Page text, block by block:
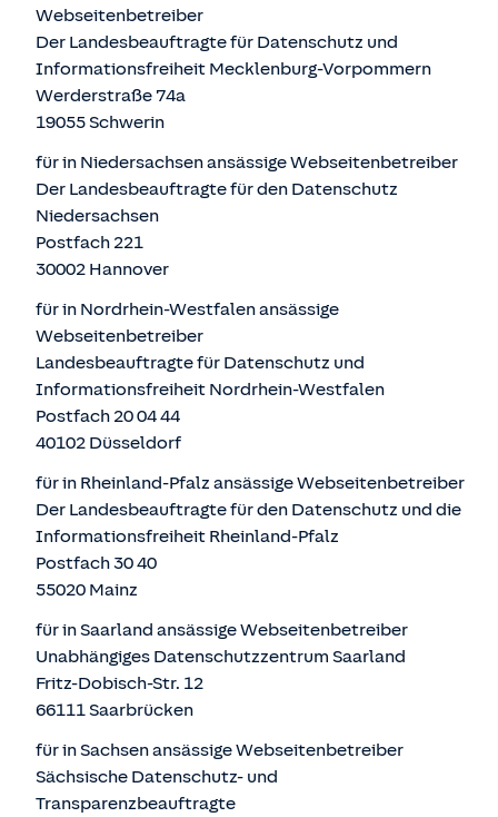
Webseitenbetreiber
Der Landesbeauftragte für Datenschutz und
Informationsfreiheit Mecklenburg-Vorpommern
Werderstraße 74a
19055 Schwerin
für in Niedersachsen ansässige Webseitenbetreiber
Der Landesbeauftragte für den Datenschutz
Niedersachsen
Postfach 221
30002 Hannover
für in Nordrhein-Westfalen ansässige
Webseitenbetreiber
Landesbeauftragte für Datenschutz und
Informationsfreiheit Nordrhein-Westfalen
Postfach 20 04 44
40102 Düsseldorf
für in Rheinland-Pfalz ansässige Webseitenbetreiber
Der Landesbeauftragte für den Datenschutz und die
Informationsfreiheit Rheinland-Pfalz
Postfach 30 40
55020 Mainz
für in Saarland ansässige Webseitenbetreiber
Unabhängiges Datenschutzzentrum Saarland
Fritz-Dobisch-Str. 12
66111 Saarbrücken
für in Sachsen ansässige Webseitenbetreiber
Sächsische Datenschutz- und
Transparenzbeauftragte